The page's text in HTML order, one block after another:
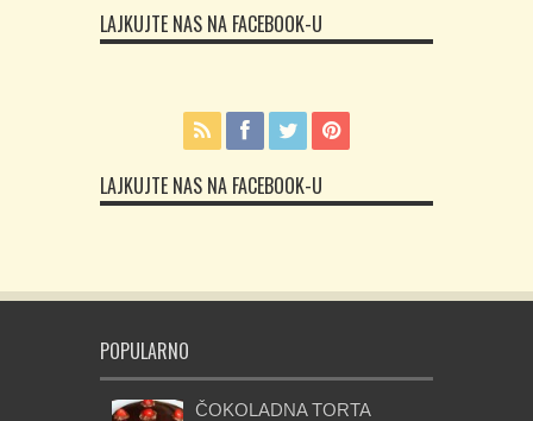
LAJKUJTE NAS NA FACEBOOK-U
LAJKUJTE NAS NA FACEBOOK-U
POPULARNO
ČOKOLADNA TORTA